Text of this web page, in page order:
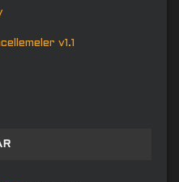
v1.1